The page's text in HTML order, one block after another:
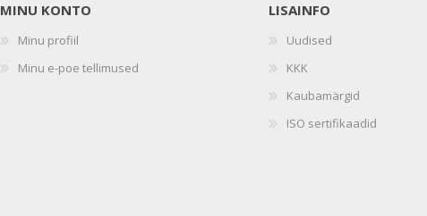
MINU KONTO
Minu profiil
Minu e-poe tellimused
LISAINFO
Uudised
KKK
Kaubamärgid
ISO sertifikaadid